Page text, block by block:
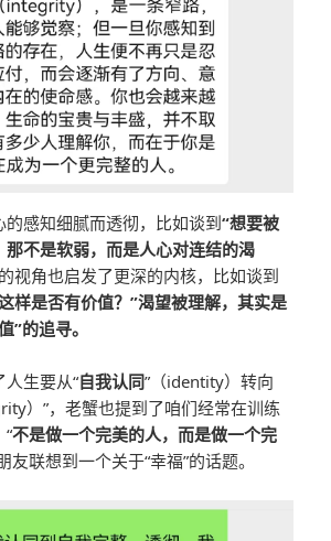
的感知细腻而透彻，比如谈到“想要被
那不是软弱，而是人心对连结的渴
视角也启发了更深的内核，比如谈到
样是否有价值？”渴望被理解，其实是
”的追寻。
生要从“自我认同”（identity）转向
）”，老蟹也提到了咱们经常在训练
“不是做一个完美的人，而是做一个完
友联想到一个关于“幸福”的话题。